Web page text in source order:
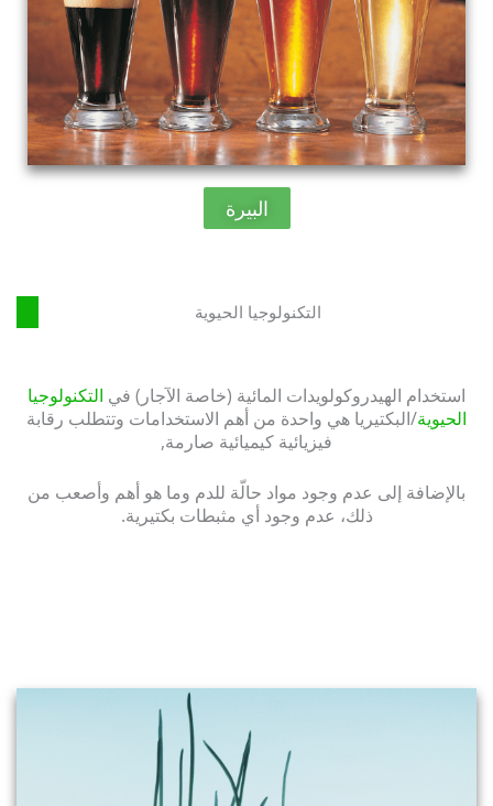
البيرة
التكنولوجيا الحيوية
استخدام الهيدروكولويدات المائية (خاصة الآجار) في التكنولوجيا
الحيوية/البكتيريا هي واحدة من أهم الاستخدامات وتتطلب رقابة
فيزيائية كيميائية صارمة,
بالإضافة إلى عدم وجود مواد حالّة للدم وما هو أهم وأصعب من
ذلك، عدم وجود أي مثبطات بكتيرية.